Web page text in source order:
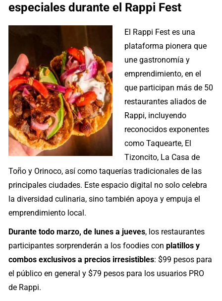
especiales durante el Rappi Fest
El Rappi Fest es una
plataforma pionera que
une gastronomía y
emprendimiento, en el
que participan más de 50
restaurantes aliados de
Rappi, incluyendo
reconocidos exponentes
como Taquearte, El
Tizoncito, La Casa de
Toño y Orinoco, así como taquerías tradicionales de las
principales ciudades. Este espacio digital no solo celebra
la diversidad culinaria, sino también apoya y empuja el
emprendimiento local.
Durante todo marzo, de lunes a jueves, los restaurantes
participantes sorprenderán a los foodies conplatillos y
combos exclusivos a precios irresistibles: $99 pesos para
el público en general y $79 pesos para los usuarios PRO
de Rappi.